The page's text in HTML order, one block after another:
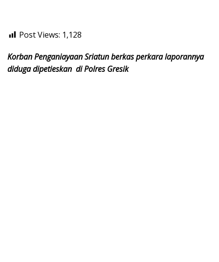
Post Views: 1,128
Korban Penganiayaan Sriatun berkas perkara laporannya
diduga dipetieskan di Polres Gresik